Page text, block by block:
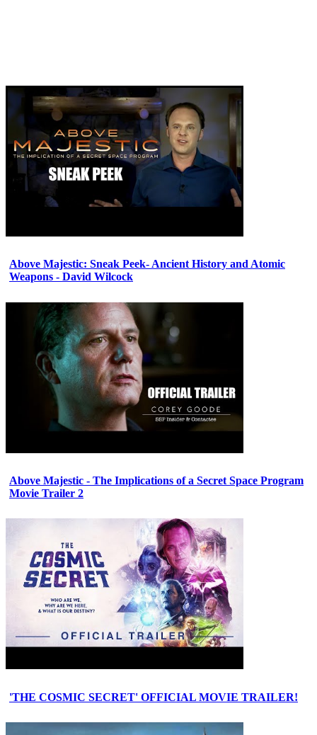
Above Majestic: Sneak Peek- Ancient History and Atomic
Weapons - David Wilcock
Above Majestic - The Implications of a Secret Space Program
Movie Trailer 2
'THE COSMIC SECRET' OFFICIAL MOVIE TRAILER!